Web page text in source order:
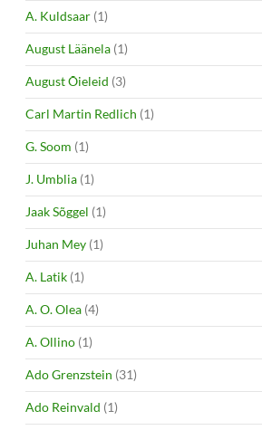
A. Kuldsaar (1)
August Läänela (1)
August Õieleid (3)
Carl Martin Redlich (1)
G. Soom (1)
J. Umblia (1)
Jaak Sõggel (1)
Juhan Mey (1)
A. Latik (1)
A. O. Olea (4)
A. Ollino (1)
Ado Grenzstein (31)
Ado Reinvald (1)